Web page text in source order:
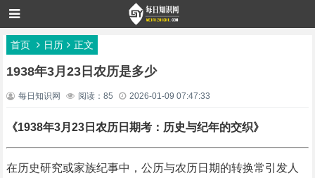
首页 日历 正文
1938年3月23日农历是多少
每日知识网 阅读：85 2026-01-09 07:47:33
《1938年3月23日农历日期考：历史与纪年的交织》
在历史研究或家族纪事中，公历与农历日期的转换常引发人